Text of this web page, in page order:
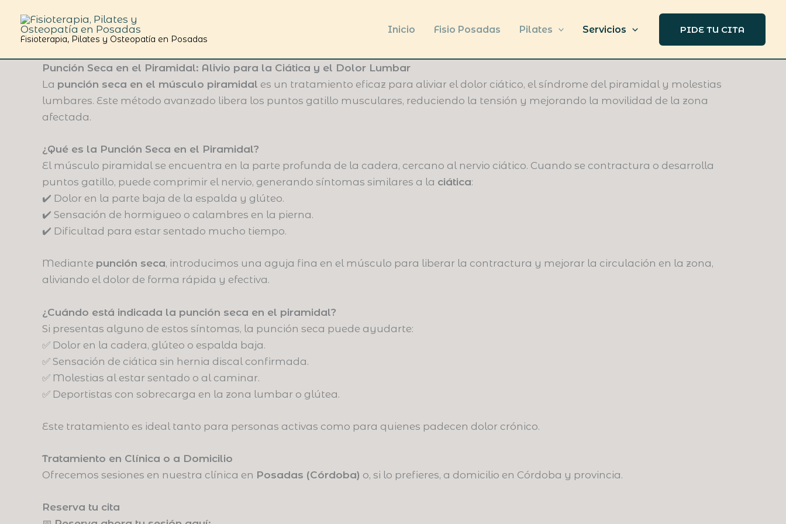
contenido
Fisioterapia, Pilates y Osteopatía en Posadas
Inicio Fisio Posadas Pilates Servicios PIDE TU CITA
Punción Seca en el Piramidal: Alivio para la Ciática y el Dolor Lumbar
La punción seca en el músculo piramidal es un tratamiento eficaz para aliviar el dolor ciático, el síndrome del piramidal y molestias
lumbares. Este método avanzado libera los puntos gatillo musculares, reduciendo la tensión y mejorando la movilidad de la zona
afectada.
¿Qué es la Punción Seca en el Piramidal?
El músculo piramidal se encuentra en la parte profunda de la cadera, cercano al nervio ciático. Cuando se contractura o desarrolla
puntos gatillo, puede comprimir el nervio, generando síntomas similares a la ciática:
✔️ Dolor en la parte baja de la espalda y glúteo.
✔️ Sensación de hormigueo o calambres en la pierna.
✔️ Dificultad para estar sentado mucho tiempo.
Mediante punción seca, introducimos una aguja fina en el músculo para liberar la contractura y mejorar la circulación en la zona,
aliviando el dolor de forma rápida y efectiva.
¿Cuándo está indicada la punción seca en el piramidal?
Si presentas alguno de estos síntomas, la punción seca puede ayudarte:
✅ Dolor en la cadera, glúteo o espalda baja.
✅ Sensación de ciática sin hernia discal confirmada.
✅ Molestias al estar sentado o al caminar.
✅ Deportistas con sobrecarga en la zona lumbar o glútea.
Este tratamiento es ideal tanto para personas activas como para quienes padecen dolor crónico.
Tratamiento en Clínica o a Domicilio
Ofrecemos sesiones en nuestra clínica en Posadas (Córdoba) o, si lo prefieres, a domicilio en Córdoba y provincia.
Reserva tu cita